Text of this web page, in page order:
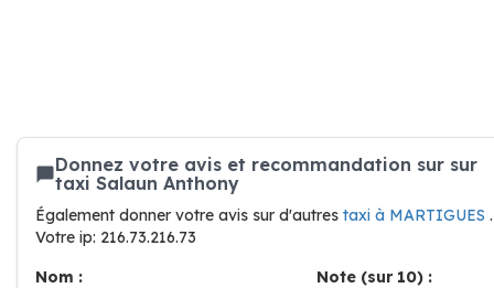
Donnez votre avis et recommandation sur sur
taxi Salaun Anthony
Également donner votre avis sur d'autres taxi à MARTIGUES .
Votre ip: 216.73.216.73
Nom :
Note (sur 10) :